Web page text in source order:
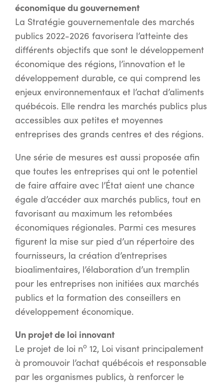
économique du gouvernement
La Stratégie gouvernementale des marchés
publics 2022-2026 favorisera l’atteinte des
différents objectifs que sont le développement
économique des régions, l’innovation et le
développement durable, ce qui comprend les
enjeux environnementaux et l’achat d’aliments
québécois. Elle rendra les marchés publics plus
accessibles aux petites et moyennes
entreprises des grands centres et des régions.
Une série de mesures est aussi proposée afin
que toutes les entreprises qui ont le potentiel
de faire affaire avec l’État aient une chance
égale d’accéder aux marchés publics, tout en
favorisant au maximum les retombées
économiques régionales. Parmi ces mesures
figurent la mise sur pied d’un répertoire des
fournisseurs, la création d’entreprises
bioalimentaires, l’élaboration d’un tremplin
pour les entreprises non initiées aux marchés
publics et la formation des conseillers en
développement économique.
Un projet de loi innovant
Le projet de loi no 12, Loi visant principalement
à promouvoir l’achat québécois et responsable
par les organismes publics, à renforcer le